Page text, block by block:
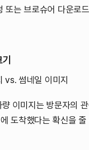
또는 브로슈어 다운로
vs. 썸네일 이미지
량 이미지는 방문자의
도착했다는 확신을 줄